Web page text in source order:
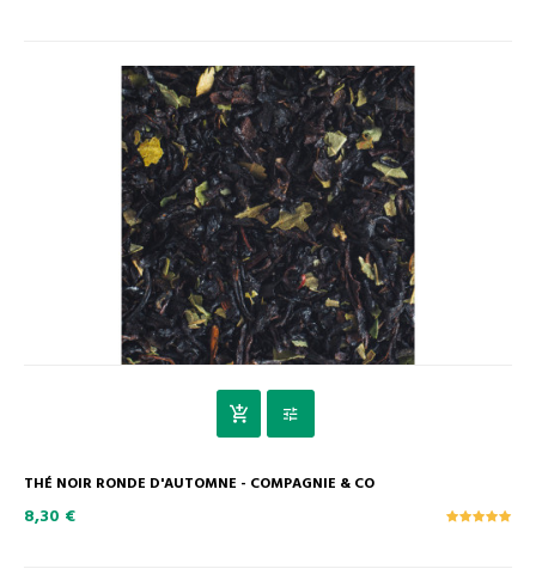
THÉ NOIR RONDE D'AUTOMNE - COMPAGNIE & CO
8,30 €